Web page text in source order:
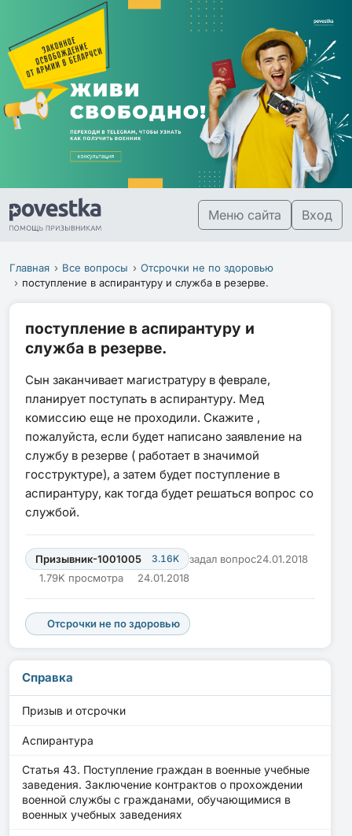
Меню сайта Вход
Главная Все вопросы
Отсрочки не по здоровью
поступление в аспирантуру и служба в резерве.
поступление в аспирантуру и
служба в резерве.
Сын заканчивает магистратуру в феврале,
планирует поступать в аспирантуру. Мед
комиссию еще не проходили. Скажите ,
пожалуйста, если будет написано заявление на
службу в резерве ( работает в значимой
госструктуре), а затем будет поступление в
аспирантуру, как тогда будет решаться вопрос со
службой.
Призывник-1001005 3.16K задал вопрос24.01.2018
1.79K просмотра
24.01.2018
Отсрочки не по здоровью
Справка
Призыв и отсрочки
Аспирантура
Статья 43. Поступление граждан в военные учебные
заведения. Заключение контрактов о прохождении
военной службы с гражданами, обучающимися в
военных учебных заведениях